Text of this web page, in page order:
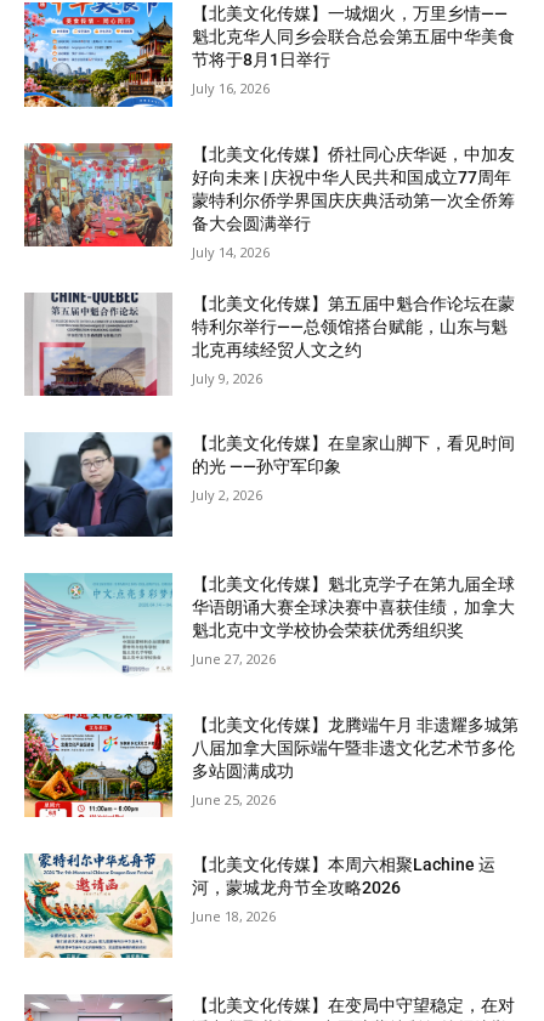
【北美文化传媒】一城烟火，万里乡情——
魁北克华人同乡会联合总会第五届中华美食
节将于8月1日举行
July 16, 2026
【北美文化传媒】侨社同心庆华诞，中加友
好向未来 | 庆祝中华人民共和国成立77周年
蒙特利尔侨学界国庆庆典活动第一次全侨筹
备大会圆满举行
July 14, 2026
【北美文化传媒】第五届中魁合作论坛在蒙
特利尔举行——总领馆搭台赋能，山东与魁
北克再续经贸人文之约
July 9, 2026
【北美文化传媒】在皇家山脚下，看见时间
的光 ——孙守军印象
July 2, 2026
【北美文化传媒】魁北克学子在第九届全球
华语朗诵大赛全球决赛中喜获佳绩，加拿大
魁北克中文学校协会荣获优秀组织奖
June 27, 2026
【北美文化传媒】龙腾端午月 非遗耀多城第
八届加拿大国际端午暨非遗文化艺术节多伦
多站圆满成功
June 25, 2026
【北美文化传媒】本周六相聚Lachine 运
河，蒙城龙舟节全攻略2026
June 18, 2026
【北美文化传媒】在变局中守望稳定，在对